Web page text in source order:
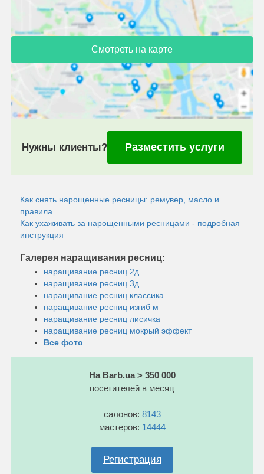
Смотреть на карте
Нужны клиенты? Разместить услуги
Как снять нарощенные ресницы: ремувер, масло и
правила
Как ухаживать за нарощенными ресницами - подробная
инструкция
Галерея наращивания ресниц:
наращивание ресниц 2д
наращивание ресниц 3д
наращивание ресниц классика
наращивание ресниц изгиб м
наращивание ресниц лисичка
наращивание ресниц мокрый эффект
Все фото
На Barb.ua > 350 000
посетителей в месяц
салонов: 8143
мастеров: 14444
Регистрация